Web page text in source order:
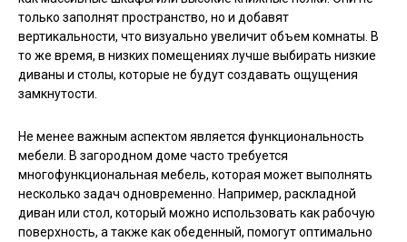
только заполнят пространство, но и добавят
вертикальности, что визуально увеличит объем комнаты. В
то же время, в низких помещениях лучше выбирать низкие
диваны и столы, которые не будут создавать ощущения
замкнутости.
Не менее важным аспектом является функциональность
мебели. В загородном доме часто требуется
многофункциональная мебель, которая может выполнять
несколько задач одновременно. Например, раскладной
диван или стол, который можно использовать как рабочую
поверхность, а также как обеденный, помогут оптимально